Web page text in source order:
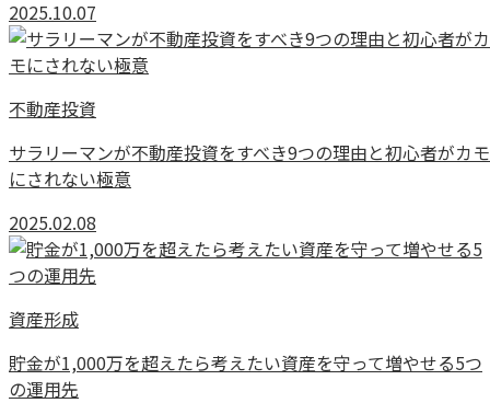
2025.10.07
不動産投資
サラリーマンが不動産投資をすべき9つの理由と初心者がカモ
にされない極意
2025.02.08
資産形成
貯金が1,000万を超えたら考えたい資産を守って増やせる5つ
の運用先